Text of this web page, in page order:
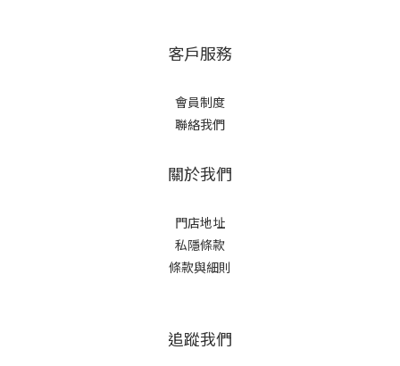
客戶服務
會員制度
聯絡我們
關於我們
門店地址
私隱條款
條款與細則
追蹤我們